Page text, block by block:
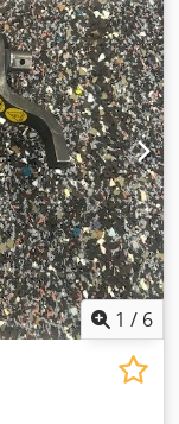
1 / 6